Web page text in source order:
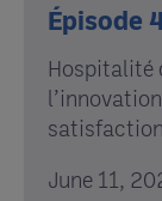
Épisode
Hospitalité
June 11,